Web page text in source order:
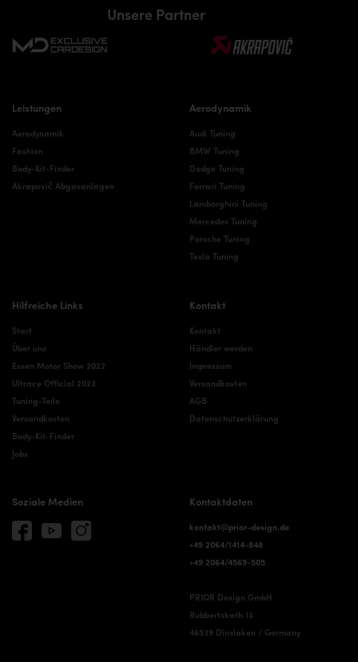
Unsere Partner
Leistungen
Aerodynamik
Fashion
Body-Kit-Finder
Akrapovič Abgasanlagen
Aerodynamik
Audi Tuning
BMW Tuning
Dodge Tuning
Ferrari Tuning
Lamborghini Tuning
Mercedes Tuning
Porsche Tuning
Tesla Tuning
Hilfreiche Links
Start
Über uns
Essen Motor Show 2022
Ultrace Official 2023
Tuning-Teile
Versandkosten
Body-Kit-Finder
Jobs
Kontakt
Kontakt
Händler werden
Impressum
Versandkosten
AGB
Datenschutzerklärung
Soziale Medien Kontaktdaten
kontakt@prior-design.de
+49 2064/1414-848
+49 2064/4569-505
PRIOR Design GmbH
Rubbertskath 13
46539 Dinslaken / Germany